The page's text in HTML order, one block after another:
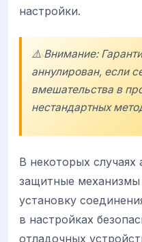
настройки.
⚠️ Внимание:
аннулирован, если
вмешательства в
нестандартных
В некоторых
защитные механизмы
установку
в настройках
отладочных